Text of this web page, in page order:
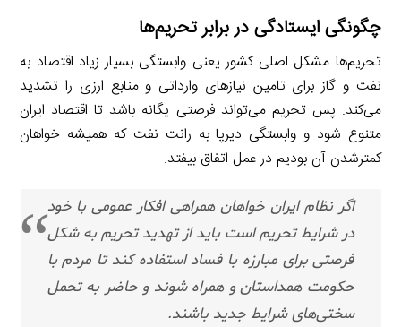
چگونگی ایستادگی در برابر تحریم‌ها
تحریم‌ها مشکل اصلی کشور یعنی وابستگی بسیار زیاد اقتصاد به
نفت و گاز برای تامین نیازهای وارداتی و منابع ارزی را تشدید
می‌کند. پس تحریم می‌تواند فرصتی یگانه باشد تا اقتصاد ایران
متنوع شود و وابستگی دیرپا به رانت نفت که همیشه خواهان
کمترشدن آن بودیم در عمل اتفاق بیفتد.
اگر نظام ایران خواهان همراهی افکار عمومی با خود
در شرایط تحریم است باید از تهدید تحریم به شکل
فرصتی برای مبارزه با فساد استفاده کند تا مردم با
حکومت همداستان و همراه شوند و حاضر به تحمل
سختی‌های شرایط جدید باشند.